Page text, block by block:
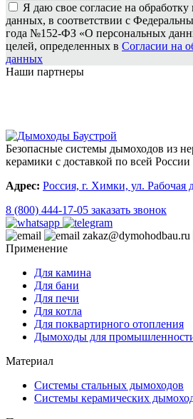
Я даю свое согласие на
данных, в соответствии с
года №152-ФЗ «О персональных
целей, определенных в Согласии на
данных
Наши партнеры
Безопасные системы дымоходов из
керамики с доставкой по всей России
Адрес: Россия, г. Химки, ул. Рабочая
8 (800) 444-17-05 заказать звонок
zakaz@dymohodbau.ru
Применение
Для камина
Для бани
Для печи
Для котла
Для поквартирного отопления
Дымоходы для
Материал
Системы стальных дымоходов
Системы керамических